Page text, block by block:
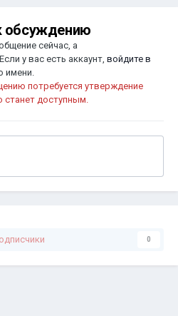
обсуждению
сейчас, а
у вас есть аккаунт, войдите в
имени.
потребуется утверждение
доступным.
0